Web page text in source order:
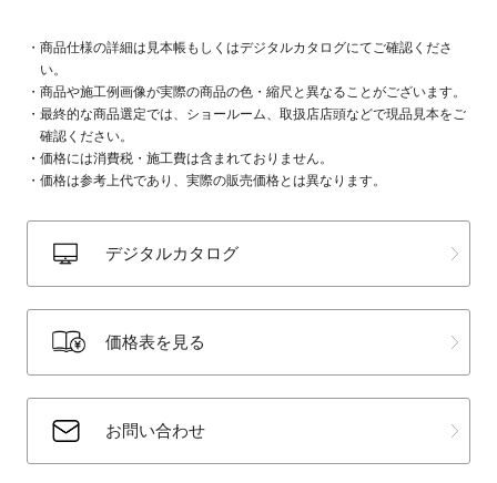
商品仕様の詳細は見本帳もしくはデジタルカタログにてご確認くださ
い。
商品や施工例画像が実際の商品の色・縮尺と異なることがございます。
最終的な商品選定では、ショールーム、取扱店店頭などで現品見本をご
確認ください。
価格には消費税・施工費は含まれておりません。
価格は参考上代であり、実際の販売価格とは異なります。
デジタルカタログ
価格表を見る
お問い合わせ